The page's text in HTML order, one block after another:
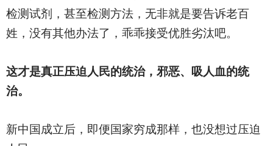
检测试剂，甚至检测方法，无非就是要告诉老百
姓，没有其他办法了，乖乖接受优胜劣汰吧。
这才是真正压迫人民的统治，邪恶、吸人血的统
治。
新中国成立后，即便国家穷成那样，也没想过压迫